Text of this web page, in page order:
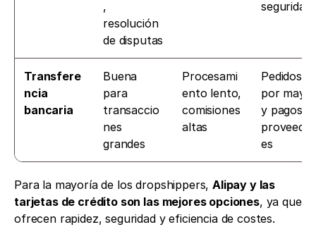
,
resolución
de disputas
seguridad
Transfere
ncia
bancaria
Buena
para
transaccio
nes
grandes
Procesami
ento lento,
comisiones
altas
Pedidos al
por
y pagos a
proveedor
es
Para la mayoría de los dropshippers, Alipay y las
tarjetas de crédito son las mejores opciones, ya que
ofrecen rapidez, seguridad y eficiencia de costes.